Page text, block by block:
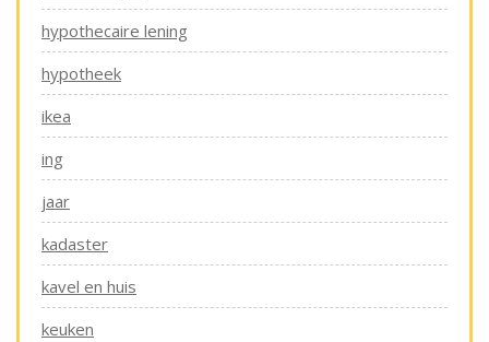
hypothecaire lening
hypotheek
ikea
ing
jaar
kadaster
kavel en huis
keuken